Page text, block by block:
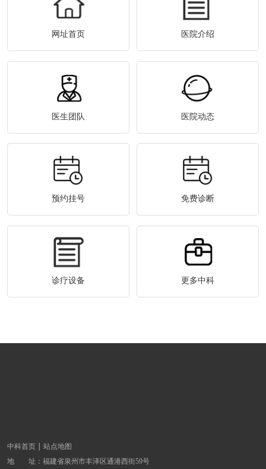
网址首页 医院介绍
医生团队 医院动态
预约挂号 免费诊断
诊疗设备 更多中科
中科首页
站点地图
地 址： 福建省泉州市丰泽区通港西街59号